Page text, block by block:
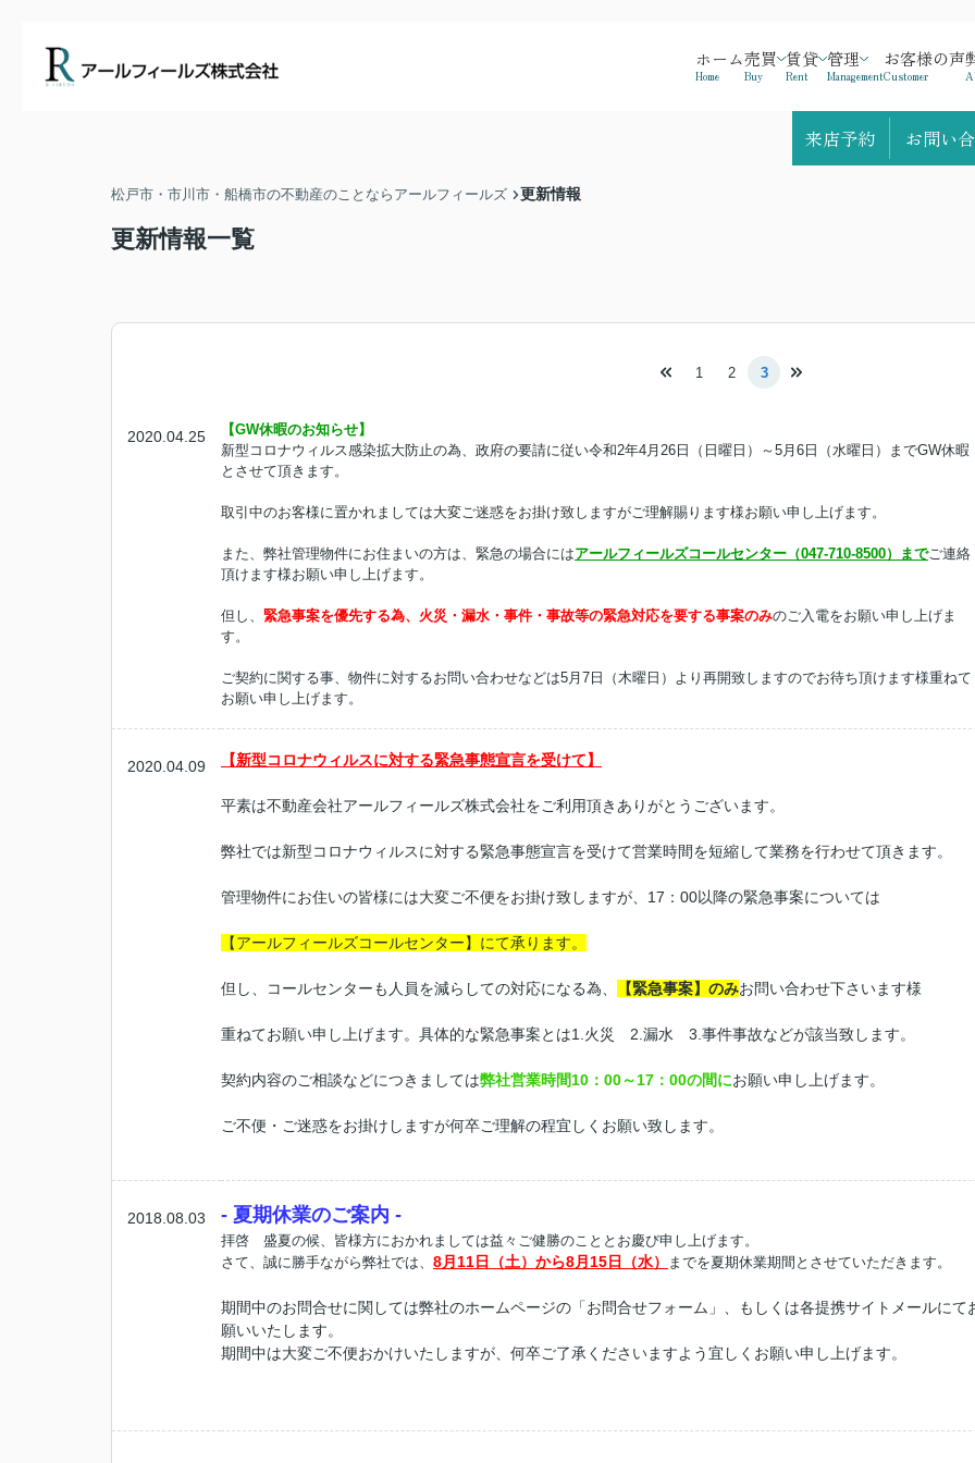
ホーム
Home
売買
Buy
賃貸
Rent
管理
Management
お客様の声
Customer
来店予約 お問い
松戸市・市川市・船橋市の不動産のことならアールフィールズ 更新情報
更新情報一覧
1 2 3
2020.04.25
【GW休暇のお知らせ】
新型コロナウィルス感染拡大防止の為、政府の要請に従い令和2年4月26日（日曜日）～5月6日（水曜日）までGW休暇
とさせて頂きます。
取引中のお客様に置かれましては大変ご迷惑をお掛け致しますがご理解賜ります様お願い申し上げます。
また、弊社管理物件にお住まいの方は、緊急の場合にはアールフィールズコールセンター（047-710-8500）までご連絡
頂けます様お願い申し上げます。
但し、 緊急事案を優先する為、火災・漏水・事件・事故等の緊急対応を要する事案のみのご入電をお願い申し上げま
す。
ご契約に関する事、物件に対するお問い合わせなどは5月7日（木曜日）より再開致しますのでお待ち頂けます様重ねて
お願い申し上げます。
2020.04.09 【新型コロナウィルスに対する緊急事態宣言を受けて】
平素は不動産会社アールフィールズ株式会社をご利用頂きありがとうございます。
弊社では新型コロナウィルスに対する緊急事態宣言を受けて営業時間を短縮して業務を行わせて頂きます。
管理物件にお住いの皆様には大変ご不便をお掛け致しますが、17：00以降の緊急事案については
【アールフィールズコールセンター】にて承ります。
但し、コールセンターも人員を減らしての対応になる為、 【緊急事案】のみお問い合わせ下さいます様
重ねてお願い申し上げます。具体的な緊急事案とは1.火災 2.漏水 3.事件事故などが該当致します。
契約内容のご相談などにつきましては弊社営業時間10：00～17：00の間にお願い申し上げます。
ご不便・ご迷惑をお掛けしますが何卒ご理解の程宜しくお願い致します。
2018.08.03 - 夏期休業のご案内 -
拝啓 盛夏の候、皆様方におかれましては益々ご健勝のこととお慶び申し上げます。
さて、誠に勝手ながら弊社では、 8月11日（土）から8月 15日（水） までを夏期休業期間とさせていただきます。
期間中のお問合せに関しては弊社のホームページの「お問合せフォーム」、もしくは各提携サイトメールにて
願いいたします。
期間中は大変ご不便おかけいたしますが、何卒ご了承くださいますよう宜しくお願い申し上げます。